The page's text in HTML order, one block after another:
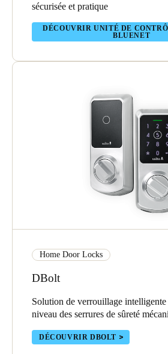
sécurisée et pratique
DÉCOUVRIR UNITÉ DE
BLUENET
Home Door Locks
DBolt
Solution de verrouillage intelligente
niveau des serrures de sûreté
DÉCOUVRIR DBOLT